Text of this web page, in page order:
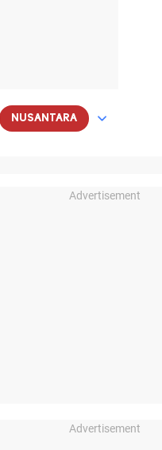
NUSANTARA
Advertisement
Advertisement